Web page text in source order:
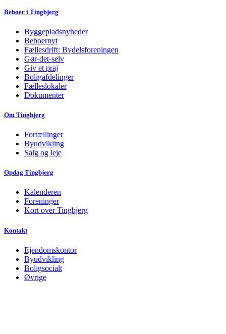
Beboer i Tingbjerg
Byggepladsnyheder
Beboernyt
Fællesdrift: Bydelsforeningen
Gør-det-selv
Giv et praj
Boligafdelinger
Fælleslokaler
Dokumenter
Om Tingbjerg
Fortællinger
Byudvikling
Salg og leje
Opdag Tingbjerg
Kalenderen
Foreninger
Kort over Tingbjerg
Kontakt
Ejendomskontor
Byudvikling
Boligsocialt
Øvrige